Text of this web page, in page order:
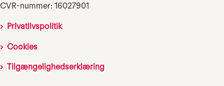
CVR-nummer: 16027901
Privatlivspolitik
Cookies
Tilgængelighedserklæring